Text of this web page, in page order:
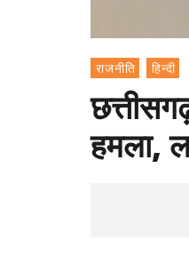
राजनीति हिन्दी
हमला,